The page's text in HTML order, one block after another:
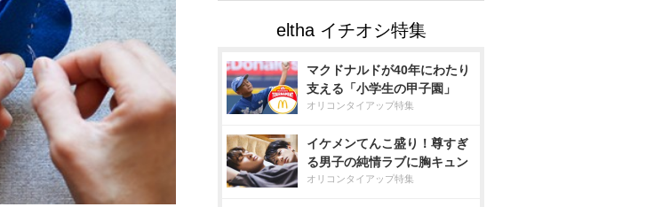
マクドナルドが40年にわたり
支える「小学生の甲子園」
オリコンタイアップ特集
イケメンてんこ盛り！尊すぎ
る男子の純情ラブに胸キュン
オリコンタイアップ特集